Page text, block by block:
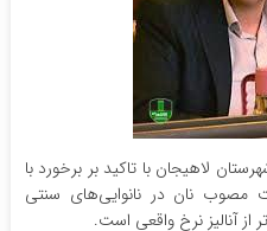
لاهیجان با تاکید بر برخورد با
مصوب نان در نانوایی‌های سنتی
از آنالیز نرخ واقعی است.